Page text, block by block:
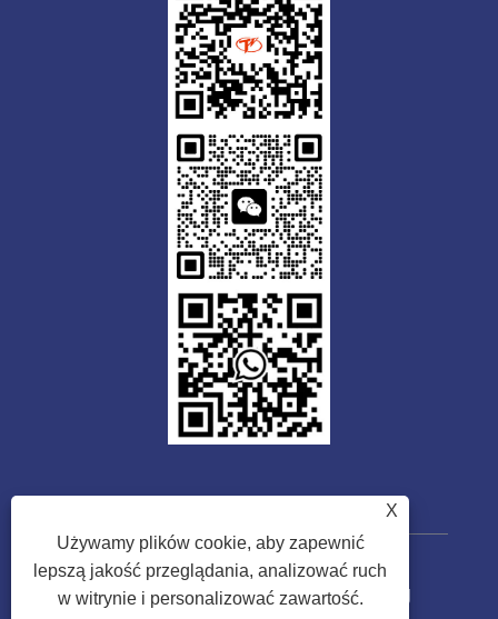
Prawa autorskie © 2023 Guangdong
X
Używamy plików cookie, aby zapewnić
lepszą jakość przeglądania, analizować ruch
w witrynie i personalizować zawartość.